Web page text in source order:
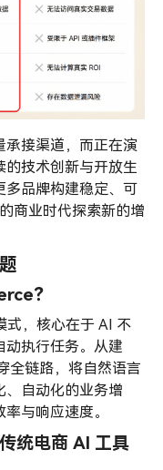
接渠道，而正在演
的技术创新与开放生
多品牌构建稳定、可
商业时代探索新的增
？
式，核心在于 AI 不
动执行任务。从建
全链路，将自然语言
、自动化的业务增
与响应速度。
统电商 AI 工具